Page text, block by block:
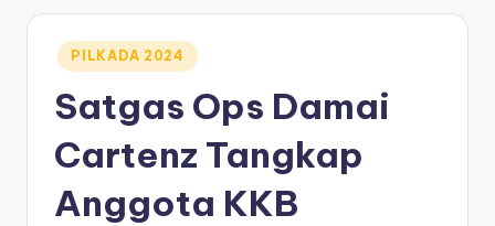
Posted
in
PILKADA 2024
Satgas Ops Damai
Cartenz Tangkap
Anggota KKB